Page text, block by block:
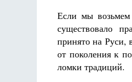
Если мы возьмем
существовало
принято на Руси,
от поколения к
ломки традиций.